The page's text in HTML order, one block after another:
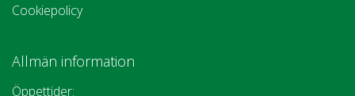
Cookiepolicy
Allmän information
Öppettider: